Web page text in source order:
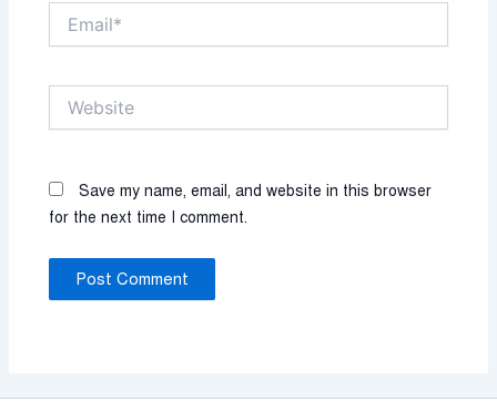
Save my name, email, and website in this browser
for the next time I comment.